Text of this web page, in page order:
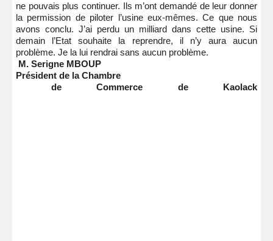
ne pouvais plus continuer. Ils m’ont demandé de leur donner
la permission de piloter l’usine eux-mêmes. Ce que nous
avons conclu. J’ai perdu un milliard dans cette usine. Si
demain l’Etat souhaite la reprendre, il n’y aura aucun
problème. Je la lui rendrai sans aucun problème.
M. Serigne MBOUP
Président de la Chambre
de Commerce de Kaolack